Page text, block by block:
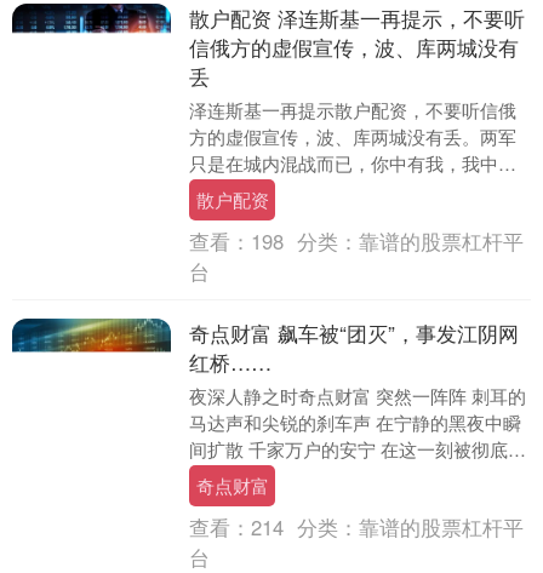
散户配资 泽连斯基一再提示，不要听
信俄方的虚假宣传，波、库两城没有
丢
泽连斯基一再提示散户配资，不要听信俄
方的虚假宣传，波、库两城没有丢。两军
只是在城内混战而已，你中有我，我中有
你，为避免出现重大伤亡，都采取了游击
方式。俄军有战斗....
散户配资
查看： 198 分类： 靠谱的股票杠杆平
台
奇点财富 飙车被“团灭”，事发江阴网
红桥……
夜深人静之时奇点财富 突然一阵阵 刺耳的
马达声和尖锐的刹车声 在宁静的黑夜中瞬
间扩散 千家万户的安宁 在这一刻被彻底打
破 …… 近期 江阴市临江路“网红桥”地段....
奇点财富
查看： 214 分类： 靠谱的股票杠杆平
台